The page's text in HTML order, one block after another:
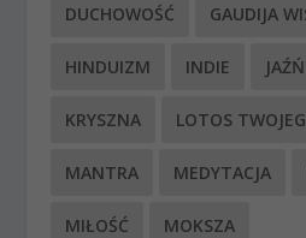
DUCHOWOŚĆ GAUDIJA
HINDUIZM INDIE JAŹŃ
KRYSZNA LOTOS
MANTRA MEDYTACJA
MIŁOŚĆ MOKSZA